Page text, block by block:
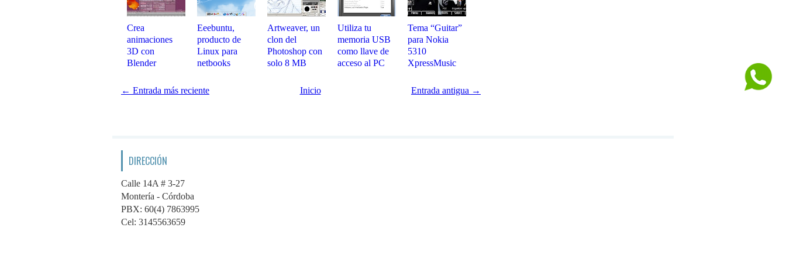
Crea
animaciones
3D con
Blender
Eeebuntu,
producto de
Linux para
netbooks
Artweaver, un
clon del
Photoshop con
solo 8 MB
Utiliza tu
memoria USB
como llave de
acceso al PC
Tema “Guitar”
para Nokia
5310
XpressMusic
← Entrada más reciente Entrada antigua →
Inicio
DIRECCIÓN
Calle 14A # 3-27
Montería - Córdoba
PBX: 60(4) 7863995
Cel: 3145563659